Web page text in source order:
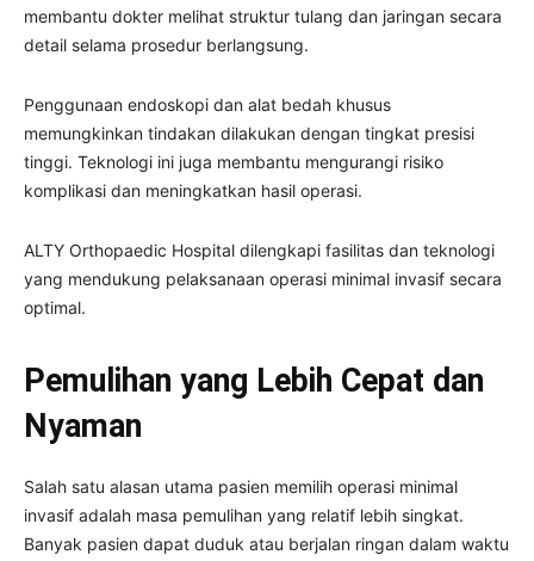
membantu dokter melihat struktur tulang dan jaringan secara
detail selama prosedur berlangsung.
Penggunaan endoskopi dan alat bedah khusus
memungkinkan tindakan dilakukan dengan tingkat presisi
tinggi. Teknologi ini juga membantu mengurangi risiko
komplikasi dan meningkatkan hasil operasi.
ALTY Orthopaedic Hospital dilengkapi fasilitas dan teknologi
yang mendukung pelaksanaan operasi minimal invasif secara
optimal.
Pemulihan yang Lebih Cepat dan
Nyaman
Salah satu alasan utama pasien memilih operasi minimal
invasif adalah masa pemulihan yang relatif lebih singkat.
Banyak pasien dapat duduk atau berjalan ringan dalam waktu